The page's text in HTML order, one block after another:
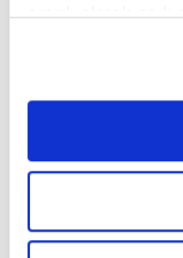
sınırlı olarak
belirleyebilirsiniz.
Ayarlar butonuna
Metnimizi ziyaret
6698 sayılı
okumak ve
gerçekleştirilen